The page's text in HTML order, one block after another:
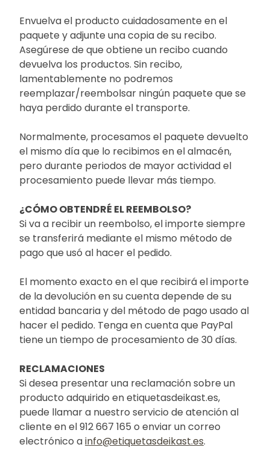
Envuelva el producto cuidadosamente en el
paquete y adjunte una copia de su recibo.
Asegúrese de que obtiene un recibo cuando
devuelva los productos. Sin recibo,
lamentablemente no podremos
reemplazar/reembolsar ningún paquete que se
haya perdido durante el transporte.
Normalmente, procesamos el paquete devuelto
el mismo día que lo recibimos en el almacén,
pero durante periodos de mayor actividad el
procesamiento puede llevar más tiempo.
¿CÓMO OBTENDRÉ EL REEMBOLSO?
Si va a recibir un reembolso, el importe siempre
se transferirá mediante el mismo método de
pago que usó al hacer el pedido.
El momento exacto en el que recibirá el importe
de la devolución en su cuenta depende de su
entidad bancaria y del método de pago usado al
hacer el pedido. Tenga en cuenta que PayPal
tiene un tiempo de procesamiento de 30 días.
RECLAMACIONES
Si desea presentar una reclamación sobre un
producto adquirido en etiquetasdeikast.es,
puede llamar a nuestro servicio de atención al
cliente en el 912 667 165 o enviar un correo
electrónico ainfo@etiquetasdeikast.es.